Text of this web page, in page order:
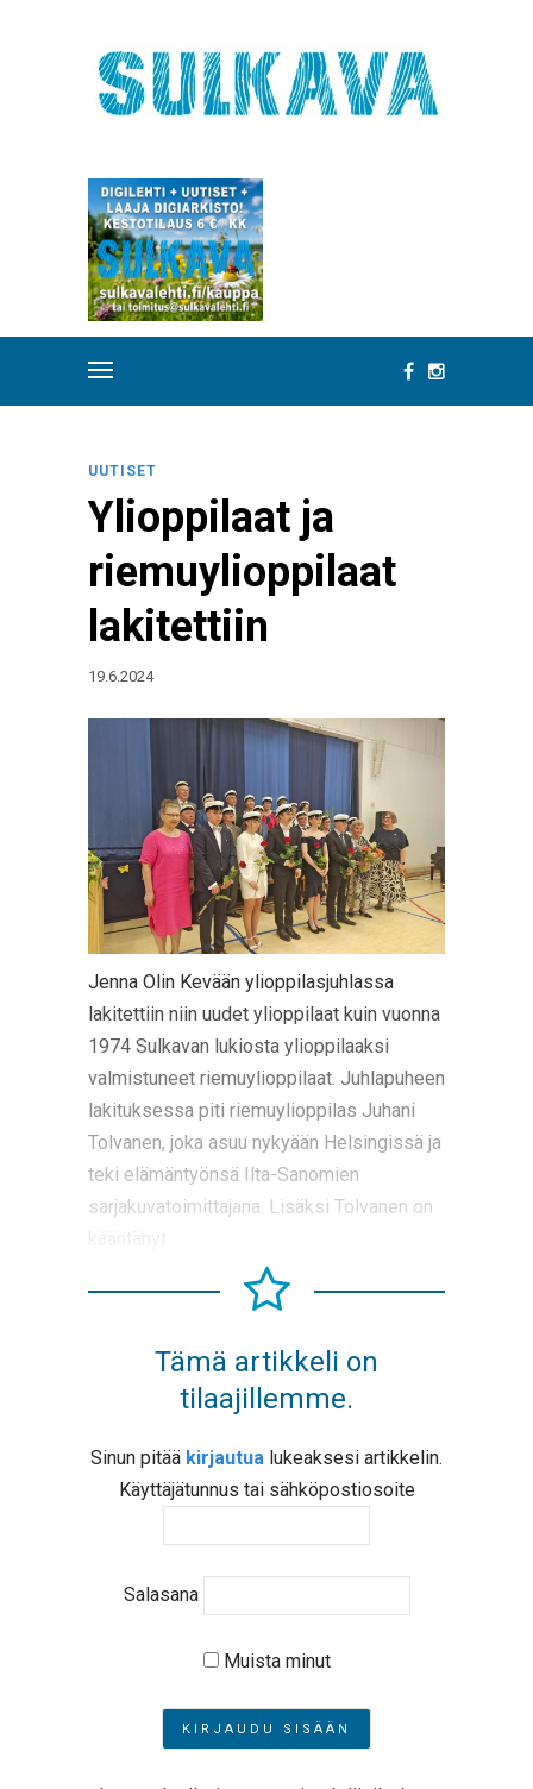
UUTISET
Ylioppilaat ja
riemuylioppilaat
lakitettiin
19.6.2024
Jenna Olin Kevään ylioppilasjuhlassa
lakitettiin niin uudet ylioppilaat kuin vuonna
1974 Sulkavan lukiosta ylioppilaaksi
valmistuneet riemuylioppilaat. Juhlapuheen
lakituksessa piti riemuylioppilas Juhani
Tolvanen, joka asuu nykyään Helsingissä ja
teki elämäntyönsä Ilta-Sanomien
sarjakuvatoimittajana. Lisäksi Tolvanen on
Tämä artikkeli on
tilaajillemme.
Sinun pitää kirjautua lukeaksesi artikkelin.
Käyttäjätunnus tai sähköpostiosoite
Salasana
Muista minut